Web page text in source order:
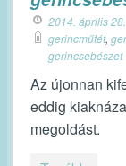
2014. április
gerincműtét,
gerincsebészet
Az újonnan
eddig
megoldást.